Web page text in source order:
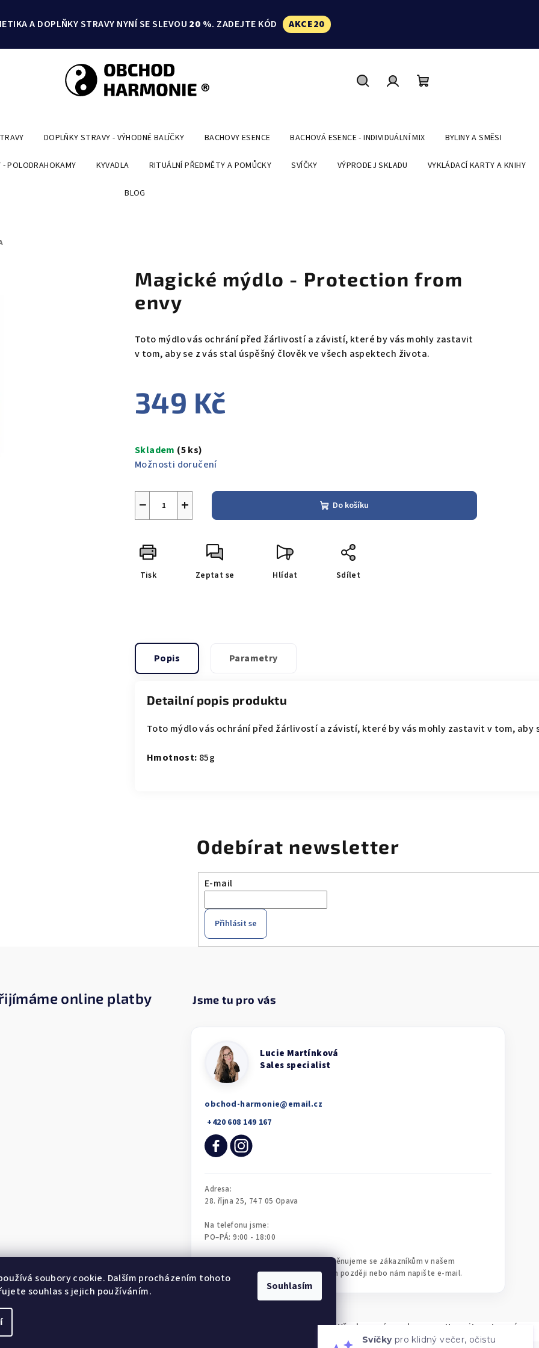
soubory cookie. Dalším procházením tohoto
souhlas s jejich používáním.
Souhlasím
A DOPLŇKY STRAVY NYNÍ SE SLEVOU 20 %. ZADEJTE KÓD AKCE20
košík
DOPLŇKY STRAVY - VÝHODNÉ BALÍČKY BACHOVY ESENCE BACHOVÁ ESENCE - INDIVIDUÁLNÍ MIX BYLINY A SMĚSI
- POLODRAHOKAMY KYVADLA RITUÁLNÍ PŘEDMĚTY A POMŮCKY SVÍČKY VÝPRODEJ SKLADU VYKLÁDACÍ KARTY A KNIHY
BLOG
Magické mýdlo - Protection from
envy
Toto mýdlo vás ochrání před žárlivostí a závistí, které by vás mohly zastavit
v tom, aby se z vás stal úspěšný člověk ve všech aspektech života.
349 Kč
cena:
Skladem (5 ks)
Možnosti doručení
+
− Do košíku
Tisk Zeptat se Hlídat Sdílet
Popis Parametry
Detailní popis produktu
Toto mýdlo vás ochrání před žárlivostí a závistí, které by vás mohly zastavit v tom, aby
Hmotnost: 85g
Odebírat newsletter
E-mail
Přihlásit se
online platby
obchod-harmonie@email.cz
Obchod Harmonie. Všechna práva vyhrazena. Upravit nastavení
Svíčky
pro klidný večer, očistu
prostoru i osobní rituály.